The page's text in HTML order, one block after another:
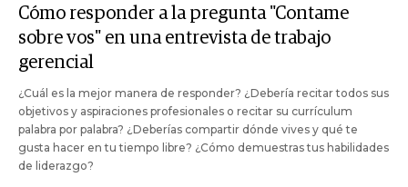
Cómo responder a la pregunta "Contame
sobre vos" en una entrevista de trabajo
gerencial
¿Cuál es la mejor manera de responder? ¿Debería recitar todos sus
objetivos y aspiraciones profesionales o recitar su currículum
palabra por palabra? ¿Deberías compartir dónde vives y qué te
gusta hacer en tu tiempo libre? ¿Cómo demuestras tus habilidades
de liderazgo?